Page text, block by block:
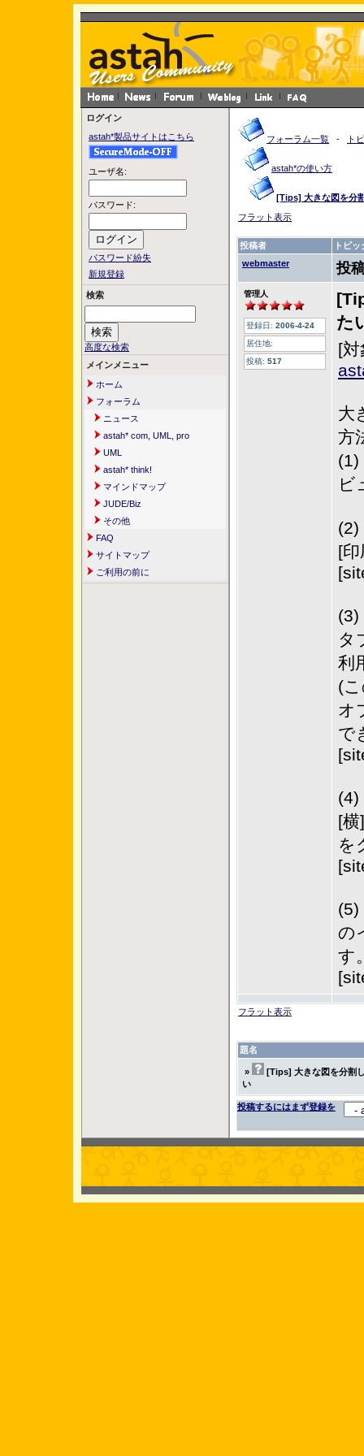
ログイン
astah*製品サイトはこちら
ユーザ名:
パスワード:
パスワード紛失
新規登録
検索
高度な検索
メインメニュー
ホーム
フォーラム
ニュース
astah* com, UML, pro
UML
astah* think!
マインドマップ
JUDE/Biz
その他
FAQ
サイトマップ
ご利用の前に
フォーラム一覧 - ト
astah*の使い方
[Tips] 大きな図を分
フラット表示
投稿者
トピッ
webmaster
投
管理人
登録日: 2006-4-24
居住地:
投稿: 517
た
[
大
方
(1)
ビ
(2)
[
(3)
タ
利
(
オ
で
(4)
[
を
(5)
の
す
フラット表示
題名
»
[Tips] 大きな図を分割
い
投稿するにはまず登録を